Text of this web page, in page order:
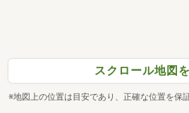
スクロール地図
※地図上の位置は目安であり、正確な位置を保